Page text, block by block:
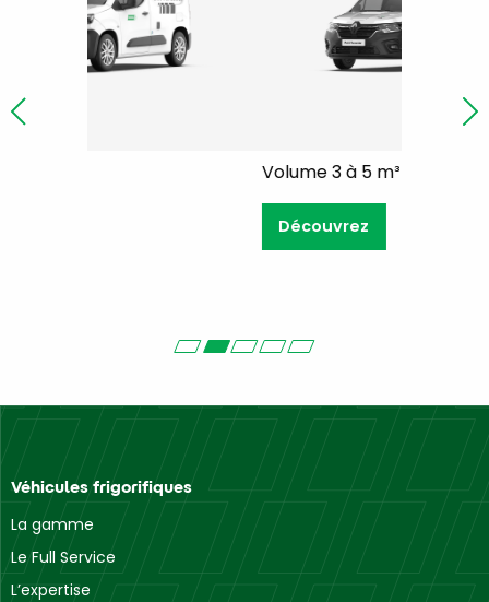
Véhicules frigorifiques
La gamme
Le Full Service
L’expertise